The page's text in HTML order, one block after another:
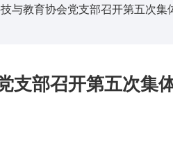
与教育协会党支部召开第五次集
支部召开第五次集